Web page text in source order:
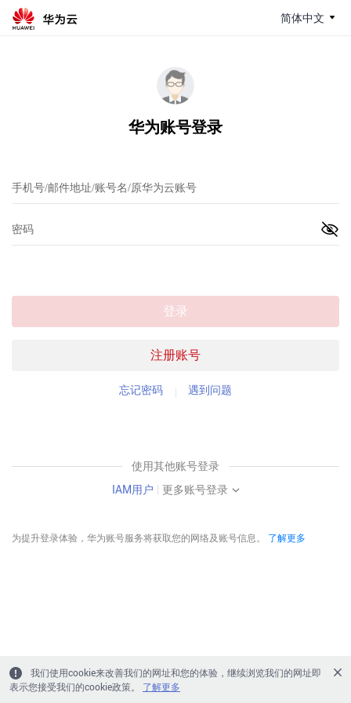
简体中文
华为账号登录
注册账号
登录
忘记密码 遇到问题
使用其他账号登录
IAM用户 | 更多账号登录
为提升登录体验，华为账号服务将获取您的网络及账号信息。 了解更多
我们使用cookie来改善我们的网址和您的体验，继续浏览我们的网址即
表示您接受我们的cookie政策。
了解更多